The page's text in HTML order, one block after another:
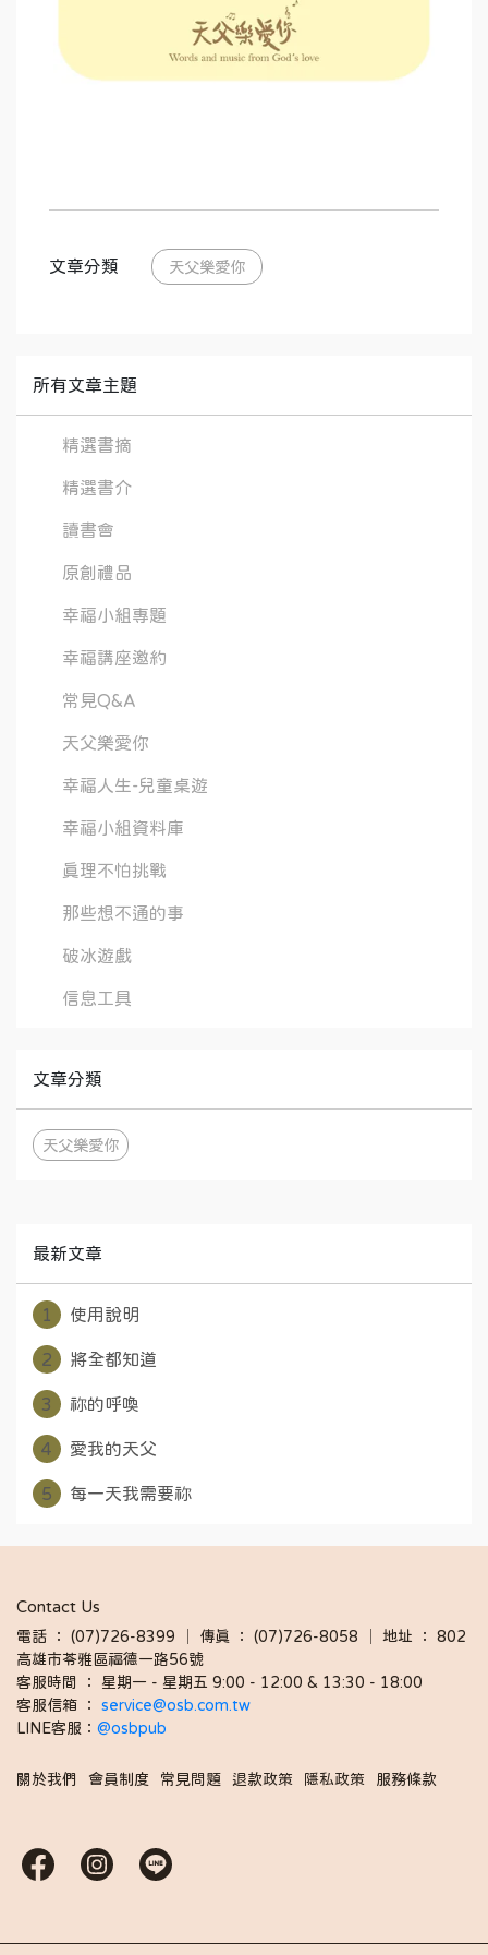
文章分類 天父樂愛你
所有文章主題
精選書摘
精選書介
讀書會
原創禮品
幸福小組專題
幸福講座邀約
常見Q&A
天父樂愛你
幸福人生-兒童桌遊
幸福小組資料庫
真理不怕挑戰
那些想不通的事
破冰遊戲
信息工具
文章分類
天父樂愛你
最新文章
1 使用說明
2 將全都知道
3 祢的呼喚
4 愛我的天父
5 每一天我需要祢
Contact Us
電話 ： (07)726-8399 │ 傳真 ： (07)726-8058 │ 地址 ： 802
高雄市苓雅區福德一路56號
客服時間 ： 星期一 - 星期五 9:00 - 12:00 & 13:30 - 18:00
客服信箱 ： service@osb.com.tw
LINE客服： @osbpub
關於我們 會員制度 常見問題 退款政策 隱私政策 服務條款